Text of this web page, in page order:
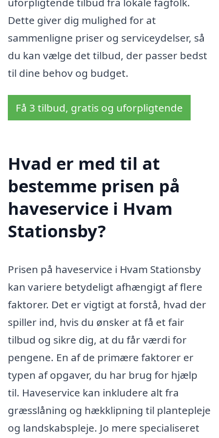
Dette giver dig mulighed for at
sammenligne priser og serviceydelser, så
du kan vælge det tilbud, der passer bedst
til dine behov og budget.
Få 3 tilbud, gratis og uforpligtende
Hvad er med til at
bestemme prisen på
haveservice i Hvam
Stationsby?
Prisen på haveservice i Hvam Stationsby
kan variere betydeligt afhængigt af flere
faktorer. Det er vigtigt at forstå, hvad der
spiller ind, hvis du ønsker at få et fair
tilbud og sikre dig, at du får værdi for
pengene. En af de primære faktorer er
typen af opgaver, du har brug for hjælp
til. Haveservice kan inkludere alt fra
græsslåning og hækklipning til plantepleje
og landskabspleje. Jo mere specialiseret